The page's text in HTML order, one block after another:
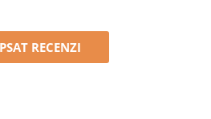
RECENZI